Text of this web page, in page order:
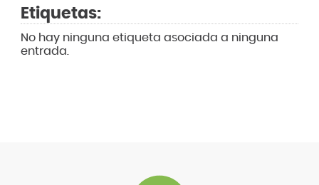
Etiquetas:
No hay ninguna etiqueta asociada a ninguna
entrada.